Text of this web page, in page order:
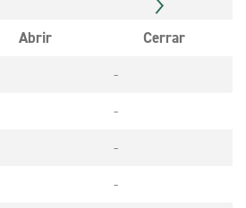
Abrir
Cerrar
-
-
-
-